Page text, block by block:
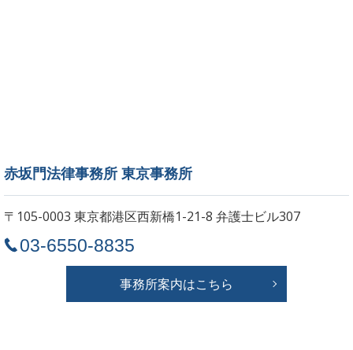
赤坂門法律事務所 東京事務所
〒105-0003 東京都港区西新橋1-21-8 弁護士ビル307
03-6550-8835
事務所案内はこちら